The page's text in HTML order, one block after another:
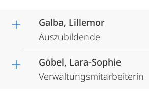
Galba, Lillemor
Auszubildende
Göbel, Lara-Sophie
Verwaltungsmitarbeiterin